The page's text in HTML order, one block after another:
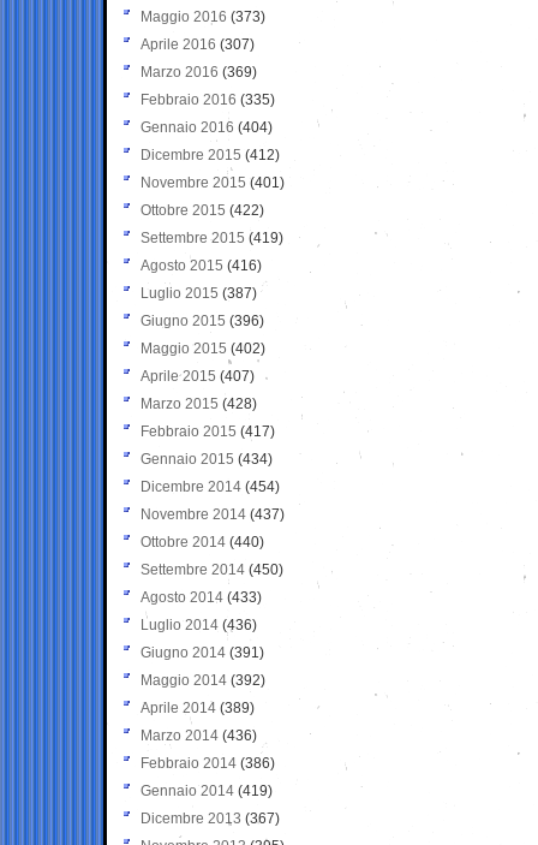
Maggio 2016 (373)
Aprile 2016 (307)
Marzo 2016 (369)
Febbraio 2016 (335)
Gennaio 2016 (404)
Dicembre 2015 (412)
Novembre 2015 (401)
Ottobre 2015 (422)
Settembre 2015 (419)
Agosto 2015 (416)
Luglio 2015 (387)
Giugno 2015 (396)
Maggio 2015 (402)
Aprile 2015 (407)
Marzo 2015 (428)
Febbraio 2015 (417)
Gennaio 2015 (434)
Dicembre 2014 (454)
Novembre 2014 (437)
Ottobre 2014 (440)
Settembre 2014 (450)
Agosto 2014 (433)
Luglio 2014 (436)
Giugno 2014 (391)
Maggio 2014 (392)
Aprile 2014 (389)
Marzo 2014 (436)
Febbraio 2014 (386)
Gennaio 2014 (419)
Dicembre 2013 (367)